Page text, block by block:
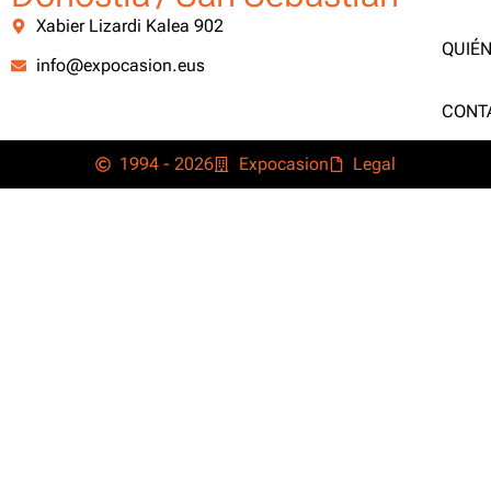
Xabier Lizardi Kalea 902
info@expocasion.eus
1994 - 2026 Expocasion Legal